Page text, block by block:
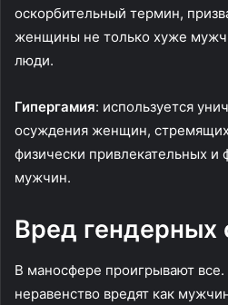
оскорбительный термин,
женщины не только хуже
люди.
Гипергамия: используется
осуждения женщин,
физически привлекательных и
мужчин.
Вред гендерных
В маносфере проигрывают
неравенство вредят как